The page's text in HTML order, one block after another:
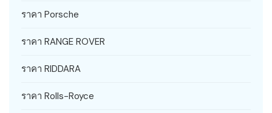
ราคา Porsche
ราคา RANGE ROVER
ราคา RIDDARA
ราคา Rolls-Royce